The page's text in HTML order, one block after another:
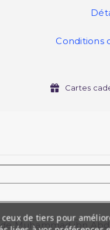
Conditions
Cartes
Muhammad ibn
de tiers pour